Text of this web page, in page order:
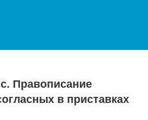
Правописание
в приставках